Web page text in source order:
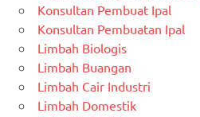
Konsultan Pembuat Ipal
Konsultan Pembuatan Ipal
Limbah Biologis
Limbah Buangan
Limbah Cair Industri
Limbah Domestik